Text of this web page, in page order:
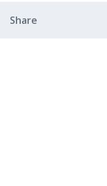
Share